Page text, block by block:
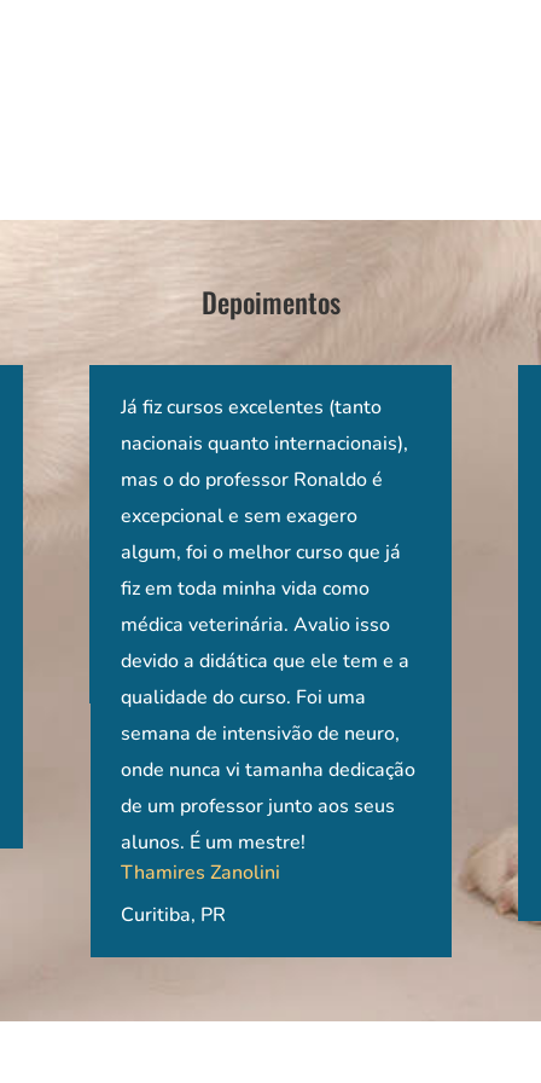
Depoimentos
Ter acesso no nosso país a um
curso ministrado em português
por um professor de uma
universidade americana,
diplomado pelo ACVIM e com
tamanha experiência em
neurologia, sem dúvida alguma é
um privilégio!!! Só tenho a
agradecer!!
Gláucia de Oliveira Morato
MV, MSc, PhD - Clínica
Veterinária Dr. Pet
Itabira, MG.
Um curso de
prático e
estivesse
no hospital
que com
informações
Claudia
Rio de
é
Já fiz cursos excelentes (tanto
nacionais quanto internacionais),
mas o do professor Ronaldo é
excepcional e sem exagero
algum, foi o melhor curso que já
fiz em toda minha vida como
médica veterinária. Avalio isso
devido a didática que ele tem e a
qualidade do curso. Foi uma
semana de intensivão de neuro,
onde nunca vi tamanha dedicação
de um professor junto aos seus
alunos. É um mestre!
Thamires Zanolini
Curitiba, PR
O
de
as
É
para
de
a
e passo
de imediato
no
de
curso foi
MV, MSc.
USP
Sensacional! Importante tanto
para quem está começando e se
interessa pela neurologia, como
para quem já trabalha na área.
Todo esse conhecimento
compartilhado pelo papa da neuro
e exemplificado com vídeos além
da aula prática, foram uma
oportunidade incrível!
Adriana Bernates
Rio de Janeiro, RJ